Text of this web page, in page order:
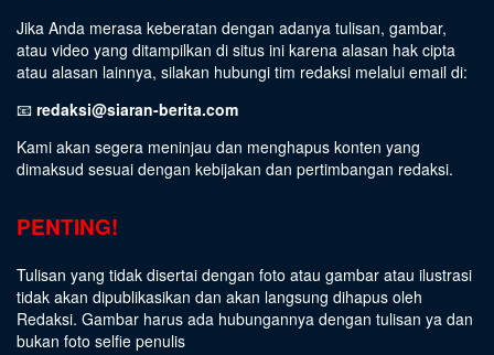
Jika Anda merasa keberatan dengan adanya tulisan, gambar,
atau video yang ditampilkan di situs ini karena alasan hak cipta
atau alasan lainnya, silakan hubungi tim redaksi melalui email di:
📧 redaksi@siaran-berita.com
Kami akan segera meninjau dan menghapus konten yang
dimaksud sesuai dengan kebijakan dan pertimbangan redaksi.
PENTING!
Tulisan yang tidak disertai dengan foto atau gambar atau ilustrasi
tidak akan dipublikasikan dan akan langsung dihapus oleh
Redaksi. Gambar harus ada hubungannya dengan tulisan ya dan
bukan foto selfie penulis